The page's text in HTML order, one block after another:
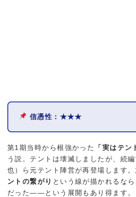
信憑性：★★★
第1期当時から根強かった 「実はテン
う説。テントは壊滅しましたが、続
也）ら元テント陣営が再登場します。
ントの繋がり という線が描かれるな
だった——という展開もあり得ます。